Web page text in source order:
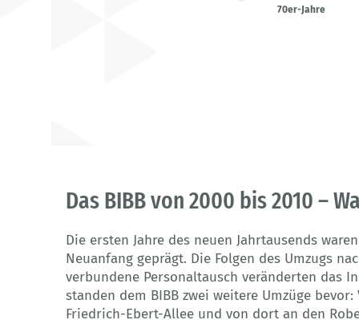
70er-Jahre
Das BIBB von 2000 bis 2010 –
Die ersten Jahre des neuen Jahrtausends
Neuanfang geprägt. Die Folgen des Umzugs
verbundene Personaltausch veränderten das
standen dem BIBB zwei weitere Umzüge
Friedrich-Ebert-Allee und von dort an den